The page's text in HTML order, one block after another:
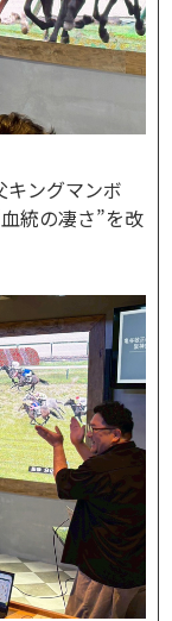
ングマンボ
統の凄さ”を改